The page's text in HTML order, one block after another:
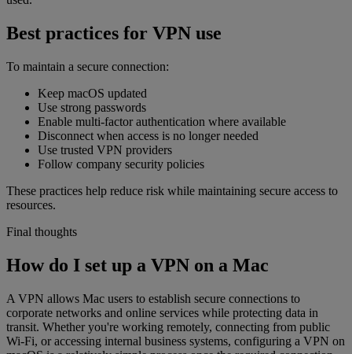
Best practices for VPN use
To maintain a secure connection:
Keep macOS updated
Use strong passwords
Enable multi-factor authentication where available
Disconnect when access is no longer needed
Use trusted VPN providers
Follow company security policies
These practices help reduce risk while maintaining secure access to
resources.
Final thoughts
How do I set up a VPN on a Mac
A VPN allows Mac users to establish secure connections to
corporate networks and online services while protecting data in
transit. Whether you're working remotely, connecting from public
Wi-Fi, or accessing internal business systems, configuring a VPN on